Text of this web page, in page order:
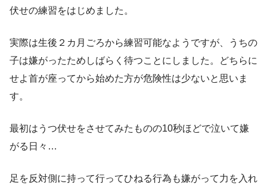
伏せの練習をはじめました。
実際は生後２カ月ごろから練習可能なようですが、うちの
子は嫌がったためしばらく待つことにしました。どちらに
せよ首が座ってから始めた方が危険性は少ないと思いま
す。
最初はうつ伏せをさせてみたものの10秒ほどで泣いて嫌
がる日々…
足を反対側に持って行ってひねる行為も嫌がって力を入れ